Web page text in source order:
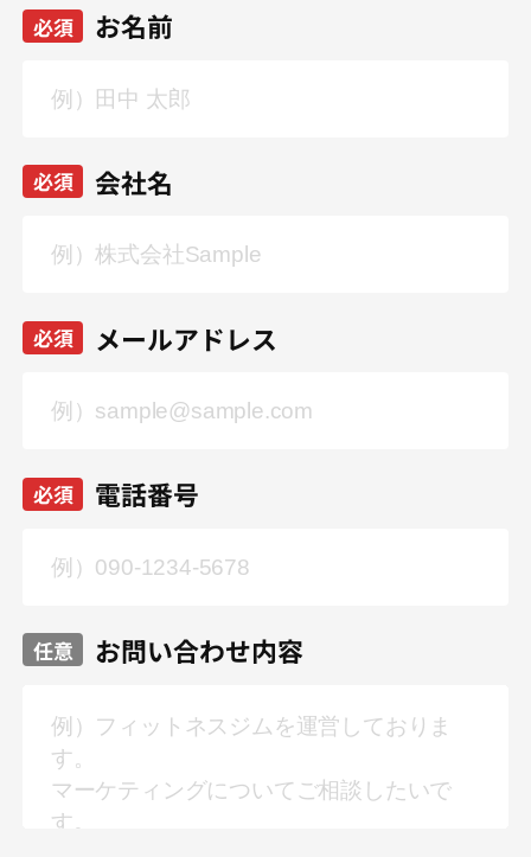
お名前
必須
会社名
必須
メールアドレス
必須
電話番号
必須
お問い合わせ内容
任意